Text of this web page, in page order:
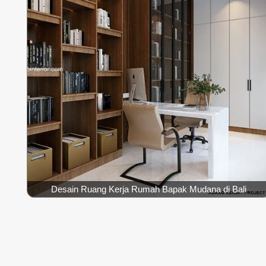
Desain Ruang Kerja Rumah Bapak Mudana di Bali